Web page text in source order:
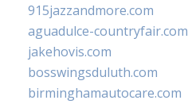
915jazzandmore.com
aguadulce-countryfair.com
jakehovis.com
bosswingsduluth.com
birminghamautocare.com